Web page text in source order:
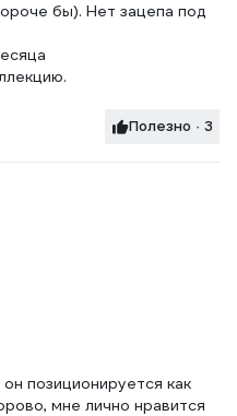
бы). Нет зацепа под
Полезно · 3
позиционируется как
мне лично нравится